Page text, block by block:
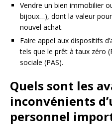
Vendre un bien immobilier
bijoux…), dont la valeur
nouvel achat.
Faire appel aux dispositifs
tels que le prêt à taux zéro
sociale (PAS).
Quels sont les
inconvénients
personnel